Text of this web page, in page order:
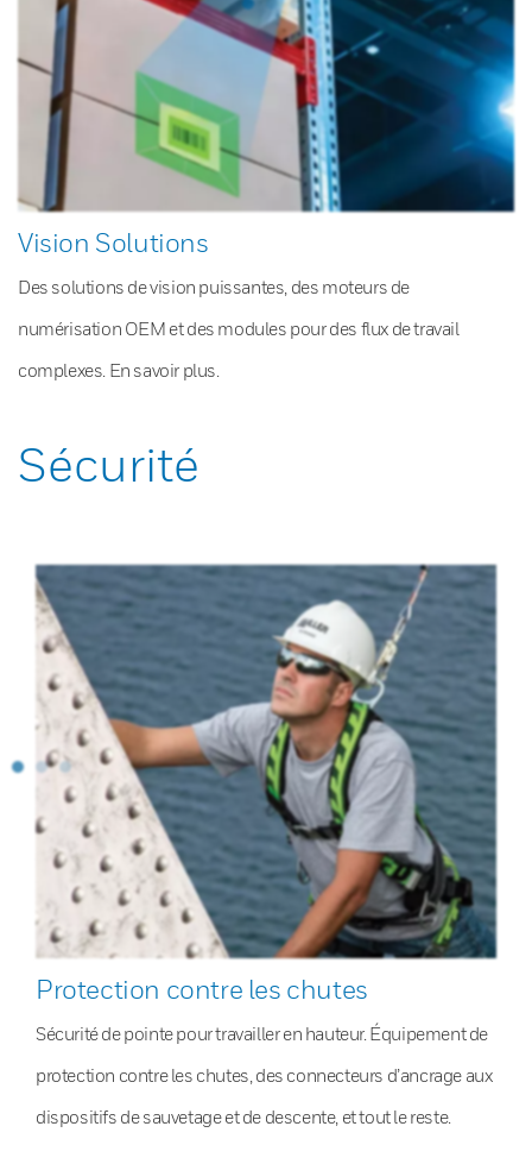
Vision Solutions
Des solutions de vision puissantes, des moteurs de
numérisation OEM et des modules pour des flux de travail
complexes. En savoir plus.
Sécurité
Protection contre les chutes
Sécurité de pointe pour travailler en hauteur. Équipement de
protection contre les chutes, des connecteurs d’ancrage aux
dispositifs de sauvetage et de descente, et tout le reste.